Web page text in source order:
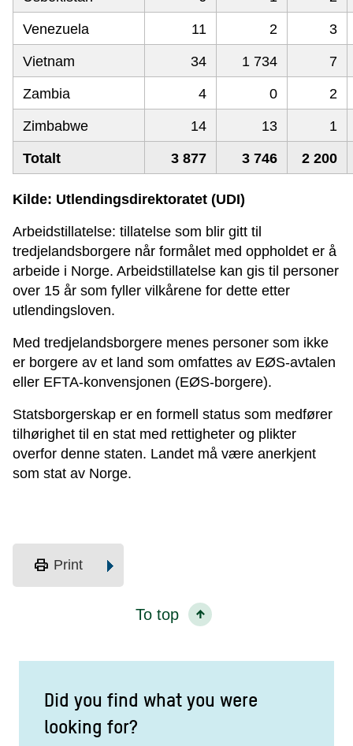
Venezuela 11 2 3
Vietnam 34 1 734 7
Zambia 4 0 2
Zimbabwe 14 13 1
Totalt 3 877 3 746 2 200
Kilde: Utlendingsdirektoratet (UDI)
Arbeidstillatelse: tillatelse som blir gitt til
tredjelandsborgere når formålet med oppholdet er å
arbeide i Norge. Arbeidstillatelse kan gis til personer
over 15 år som fyller vilkårene for dette etter
utlendingsloven.
Med tredjelandsborgere menes personer som ikke
er borgere av et land som omfattes av EØS-avtalen
eller EFTA-konvensjonen (EØS-borgere).
Statsborgerskap er en formell status som medfører
tilhørighet til en stat med rettigheter og plikter
overfor denne staten. Landet må være anerkjent
som stat av Norge.
print Print
To top
Did you find what you were
looking for?